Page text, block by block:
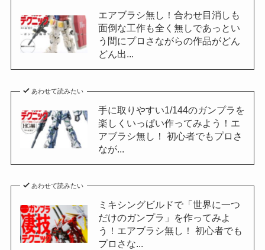
エアブラシ無し！合わせ目消しも
面倒な工作も全く無しであっとい
う間にプロさながらの作品がどん
どん出...
あわせて読みたい
手に取りやすい1/144のガンプラを
楽しくいっぱい作ってみよう！エ
アブラシ無し！ 初心者でもプロさ
なが...
あわせて読みたい
ミキシングビルドで「世界に一つ
だけのガンプラ」を作ってみよ
う！エアブラシ無し！ 初心者でも
プロさな...